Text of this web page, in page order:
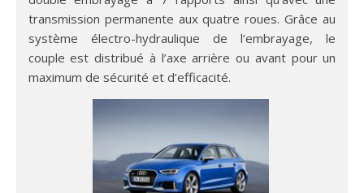
transmission permanente aux quatre roues. Grâce au
système électro-hydraulique de l’embrayage, le
couple est distribué à l’axe arrière ou avant pour un
maximum de sécurité et d’efficacité.